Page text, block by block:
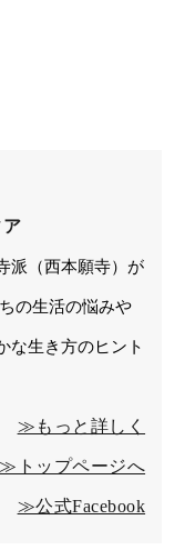
ア
派（西本願寺）が
の生活の悩みや
な生き方のヒント
≫もっと詳しく
≫トップページへ
≫公式Facebook